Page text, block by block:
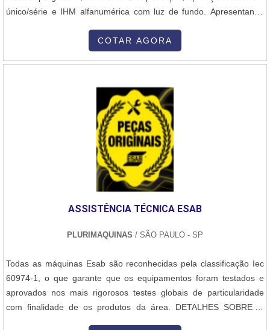
único/série e IHM alfanumérica com luz de fundo. Apresentando
soldadora multiponto trabalha com até 12 cabeçotes de solda,
COTAR AGORA
ASSISTÊNCIA TÉCNICA ESAB
PLURIMAQUINAS / SÃO PAULO - SP
Todas as máquinas Esab são reconhecidas pela classificação Iec
60974-1, o que garante que os equipamentos foram testados e
aprovados nos mais rigorosos testes globais de particularidade
com finalidade de os produtos da área. DETALHES SOBRE O